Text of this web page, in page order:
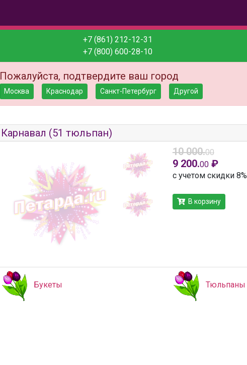
+7 (861) 212-12-31
+7 (800) 600-28-10
Пожалуйста, подтвердите ваш город
Москва Краснодар Санкт-Петербург Другой
Карнавал (51 тюльпан)
10 000.00
9 200.00₽
с учетом скидки 8%
В корзину
Букеты Тюльпаны